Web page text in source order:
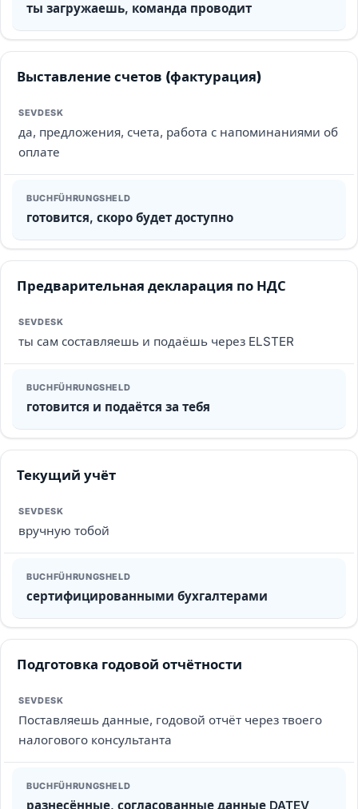
ты загружаешь, команда проводит
Выставление счетов (фактурация)
да, предложения, счета, работа с напоминаниями об
оплате
готовится, скоро будет доступно
Предварительная декларация по НДС
ты сам составляешь и подаёшь через ELSTER
готовится и подаётся за тебя
Текущий учёт
вручную тобой
сертифицированными бухгалтерами
Подготовка годовой отчётности
Поставляешь данные, годовой отчёт через твоего
налогового консультанта
разнесённые, согласованные данные DATEV